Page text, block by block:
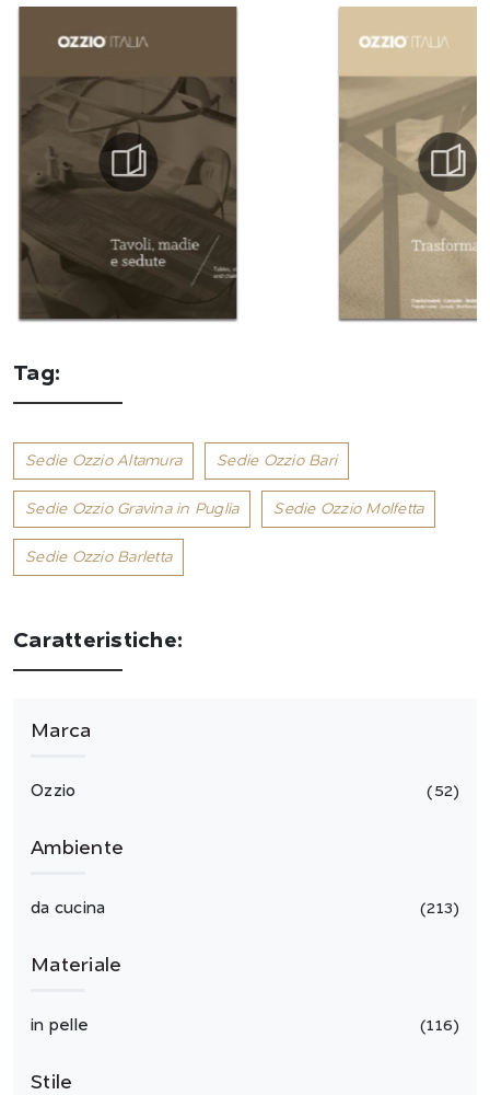
Tag:
Sedie Ozzio Altamura Sedie Ozzio Bari
Sedie Ozzio Gravina in Puglia Sedie Ozzio Molfetta
Sedie Ozzio Barletta
Caratteristiche:
Marca
Ozzio 52
Ambiente
da cucina 213
Materiale
in pelle 116
Stile